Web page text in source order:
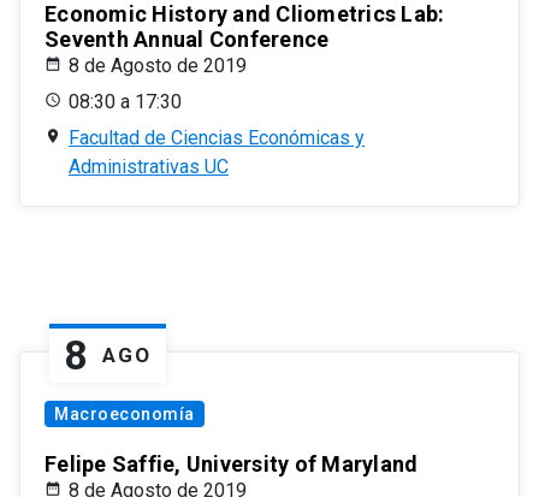
Economic History and Cliometrics Lab:
Seventh Annual Conference
8 de Agosto de 2019
08:30 a 17:30
Facultad de Ciencias Económicas y
Administrativas UC
8 AGO
Macroeconomía
Felipe Saffie, University of Maryland
8 de Agosto de 2019